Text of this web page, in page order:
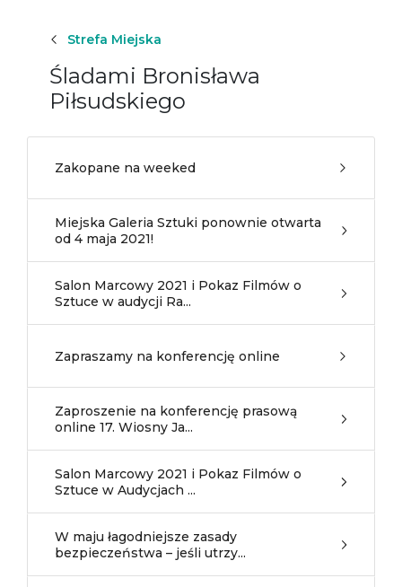
Strefa Miejska
Śladami Bronisława
Piłsudskiego
Zakopane na weeked
Miejska Galeria Sztuki ponownie otwarta
od 4 maja 2021!
Salon Marcowy 2021 i Pokaz Filmów o
Sztuce w audycji Ra...
Zapraszamy na konferencję online
Zaproszenie na konferencję prasową
online 17. Wiosny Ja...
Salon Marcowy 2021 i Pokaz Filmów o
Sztuce w Audycjach ...
W maju łagodniejsze zasady
bezpieczeństwa – jeśli utrzy...